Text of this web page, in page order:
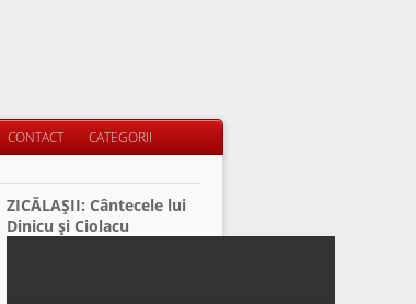
CONTACT CATEGORII
ZICĂLAŞII: Cântecele lui
Dinicu şi Ciolacu